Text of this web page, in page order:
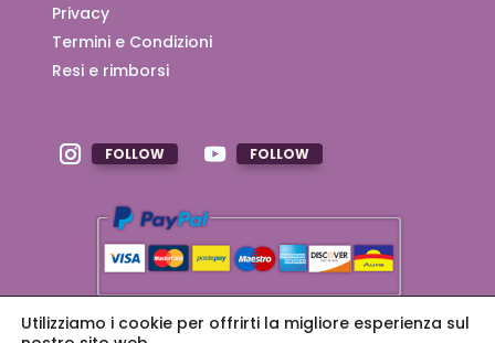
Privacy
Termini e Condizioni
Resi e rimborsi
FOLLOW FOLLOW
Alcuni dei link in questo sito sono link affiliati. Ciò
Utilizziamo i cookie per offrirti la migliore esperienza sul